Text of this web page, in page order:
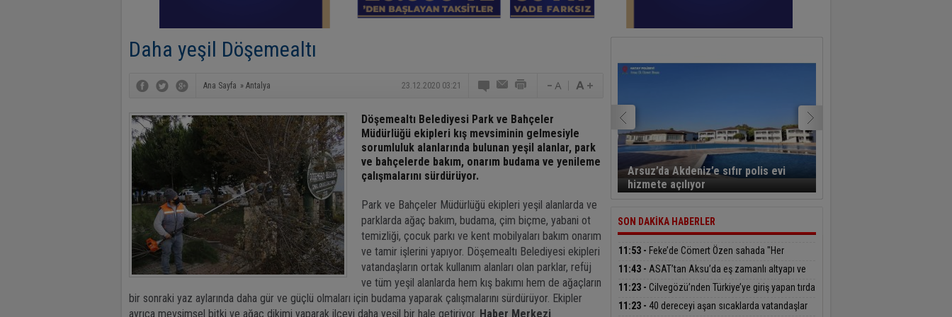
Daha yeşil Döşemealtı
Ana Sayfa » Antalya 23.12.2020 03:21
Döşemealtı Belediyesi Park ve Bahçeler
Müdürlüğü ekipleri kış mevsiminin gelmesiyle
sorumluluk alanlarında bulunan yeşil alanlar, park
ve bahçelerde bakım, onarım budama ve yenileme
çalışmalarını sürdürüyor.
Park ve Bahçeler Müdürlüğü ekipleri yeşil alanlarda ve
parklarda ağaç bakım, budama, çim biçme, yabani ot
temizliği, çocuk parkı ve kent mobilyaları bakım onarım
ve tamir işlerini yapıyor. Döşemealtı Belediyesi ekipleri
vatandaşların ortak kullanım alanları olan parklar, refüj
ve tüm yeşil alanlarda hem kış bakımı hem de ağaçların
bir sonraki yaz aylarında daha gür ve güçlü olmaları için budama yaparak çalışmalarını sürdürüyor. Ekipler
ayrıca mevsimsel bitki ve ağaç dikimi yaparak ilçeyi daha yeşil bir hale getiriyor. Haber Merkezi
Arsuz’da Akdeniz’e sıfır polis evi
hizmete açılıyor
SON DAKİKA HABERLER
11:53 - Feke’de Cömert Özen sahada "Her
mahallemize aynı gayretle hizmet edeceğiz"
11:43 - ASAT’tan Aksu’da eş zamanlı altyapı ve
asfalt çalışması
11:23 - Cilvegözü’nden Türkiye’ye giriş yapan tırda
çok sayıda silah ele geçirildi
11:23 - 40 dereceyi aşan sıcaklarda vatandaşlar